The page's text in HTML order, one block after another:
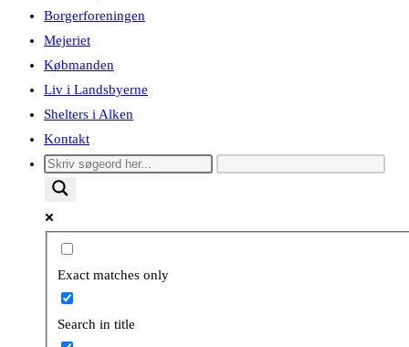
Borgerforeningen
Mejeriet
Købmanden
Liv i Landsbyerne
Shelters i Alken
Kontakt
Exact matches only
Search in title